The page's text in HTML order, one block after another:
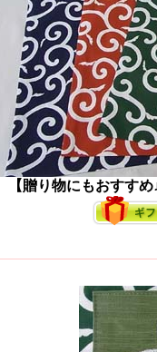
【贈り物にもおすす